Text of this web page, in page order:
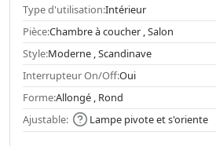
Type d'utilisation:Intérieur
Pièce:Chambre à coucher , Salon
Style:Moderne , Scandinave
Interrupteur On/Off:Oui
Forme:Allongé , Rond
Ajustable:
Lampe pivote et s'oriente